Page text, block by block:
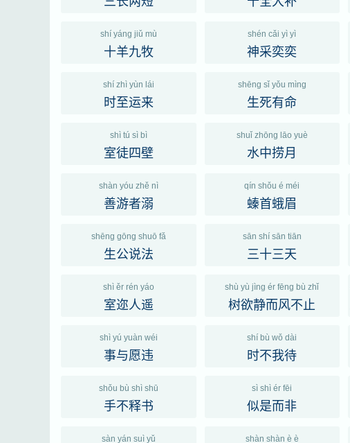
shí yáng jiǔ mù
十羊九牧
shén cǎi yì yì
神采奕奕
shí zhì yùn lái
时至运来
shēng sǐ yǒu mìng
生死有命
shì tú sì bì
室徒四壁
shuǐ zhōng lāo yuè
水中捞月
shàn yóu zhě nì
善游者溺
qín shǒu é méi
螓首蛾眉
shēng gōng shuō fǎ
生公说法
sān shí sān tiān
三十三天
shì ěr rén yáo
室迩人遥
shù yù jìng ér fēng bù zhǐ
树欲静而风不止
shì yú yuàn wéi
事与愿违
shí bù wǒ dài
时不我待
shǒu bù shì shū
手不释书
sì shì ér fēi
似是而非
sàn yán suì yǔ shàn shàn è è